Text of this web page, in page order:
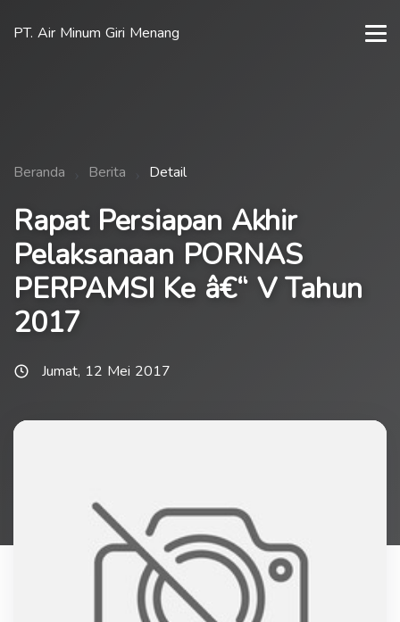
PT. Air Minum Giri Menang
Beranda Berita Detail
Rapat Persiapan Akhir
Pelaksanaan PORNAS
PERPAMSI Ke â€“ V Tahun
2017
Jumat, 12 Mei 2017